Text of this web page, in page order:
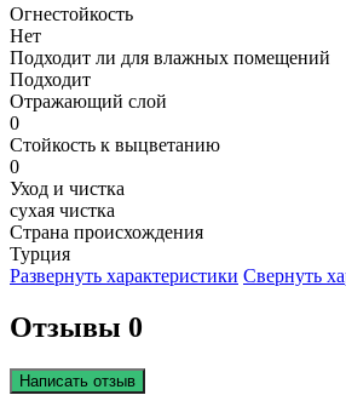
Огнестойкость
Нет
Подходит ли для влажных помещений
Подходит
Отражающий слой
0
Стойкость к выцветанию
0
Уход и чистка
сухая чистка
Страна происхождения
Турция
Развернуть характеристики Свернуть
Отзывы 0
Написать отзыв